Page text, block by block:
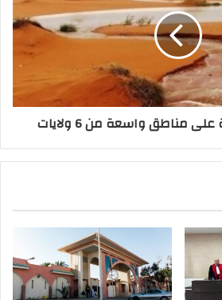
مناطق واسعة من 6 ولايات